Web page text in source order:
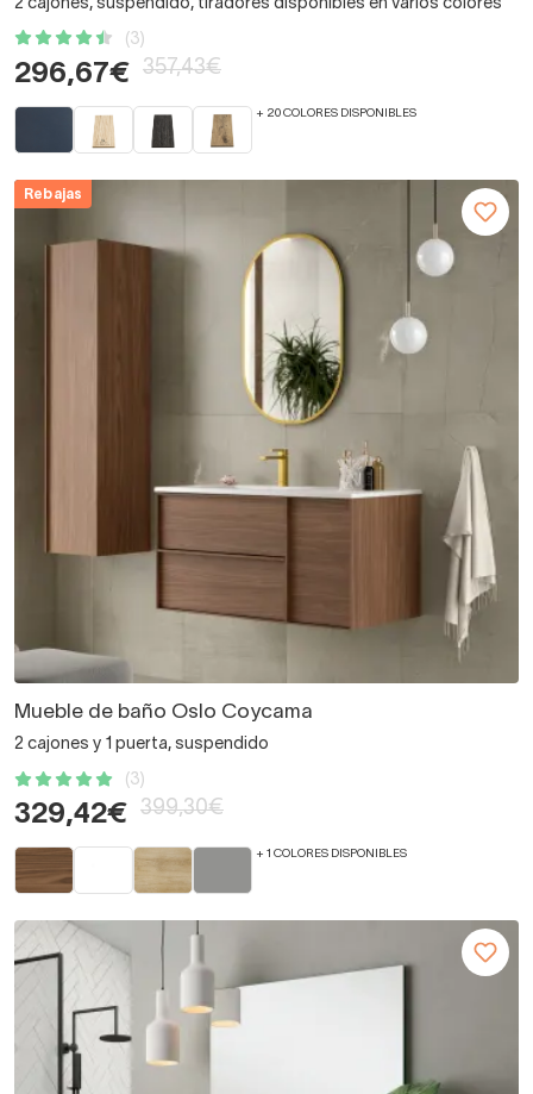
2 cajones, suspendido, tiradores disponibles en varios colores
(3)
296,67€ 357,43€
+ 20 COLORES DISPONIBLES
Rebajas
Mueble de baño Oslo Coycama
2 cajones y 1 puerta, suspendido
(3)
329,42€ 399,30€
+ 1 COLORES DISPONIBLES